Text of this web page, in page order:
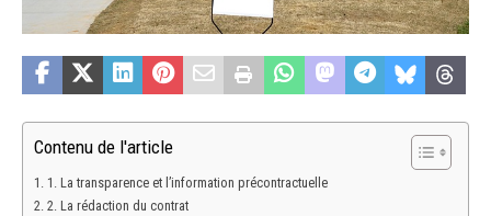
Contenu de l'article
1. La transparence et l’information précontractuelle
2. La rédaction du contrat